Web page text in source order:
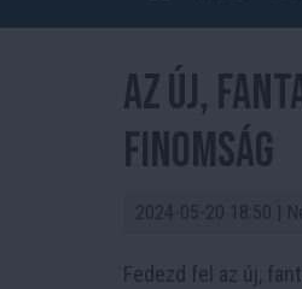
Az Új,
Finomság
2024-05-20 18:50 |
Fedezd fel az új,